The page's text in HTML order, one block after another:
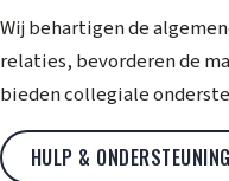
Wij behartigen de
relaties, bevorderen de
bieden collegiale
HULP & ONDERSTEUNING